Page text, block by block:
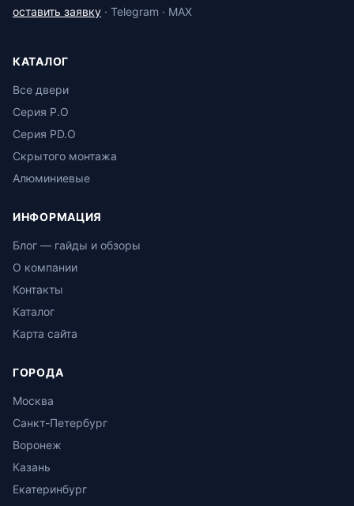
оставить заявку · Telegram · MAX
КАТАЛОГ
Все двери
Серия P.O
Серия PD.O
Скрытого монтажа
Алюминиевые
ИНФОРМАЦИЯ
Блог — гайды и обзоры
О компании
Контакты
Каталог
Карта сайта
ГОРОДА
Москва
Санкт-Петербург
Воронеж
Казань
Екатеринбург